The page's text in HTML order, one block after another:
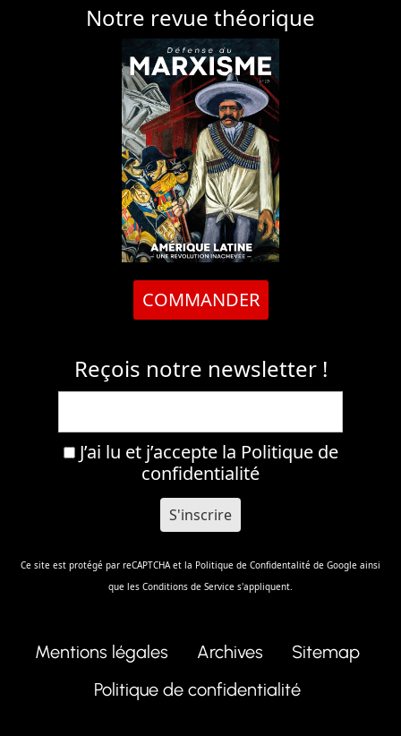
Notre revue théorique
COMMANDER
Reçois notre newsletter !
J’ai lu et j’accepte la Politique de
confidentialité
Ce site est protégé par reCAPTCHA et la Politique de Confidentalité de Google ainsi
que les Conditions de Service s'appliquent.
Mentions légales Archives
Sitemap
Politique de confidentialité